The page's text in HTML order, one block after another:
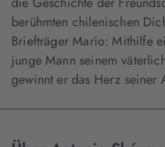
berühmten chilenischen
Briefträger Mario: Mithilfe
junge Mann seinem
gewinnt er das Herz seiner